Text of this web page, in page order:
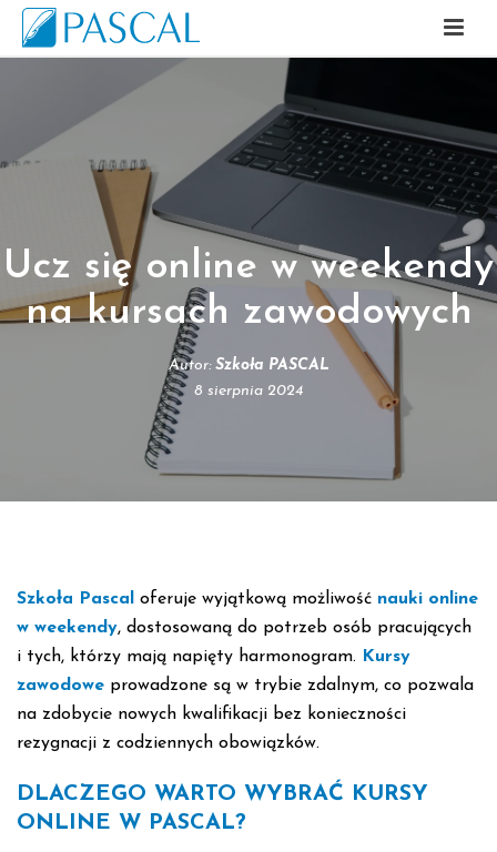
Ucz się online w weekendy
na kursach zawodowych
Autor: Szkoła PASCAL
8 sierpnia 2024
Szkoła Pascal oferuje wyjątkową możliwość nauki online
w weekendy, dostosowaną do potrzeb osób pracujących
i tych, którzy mają napięty harmonogram.
Kursy
zawodowe prowadzone są w trybie zdalnym, co pozwala
na zdobycie nowych kwalifikacji bez konieczności
rezygnacji z codziennych obowiązków.
DLACZEGO WARTO WYBRAĆ KURSY
ONLINE W PASCAL?